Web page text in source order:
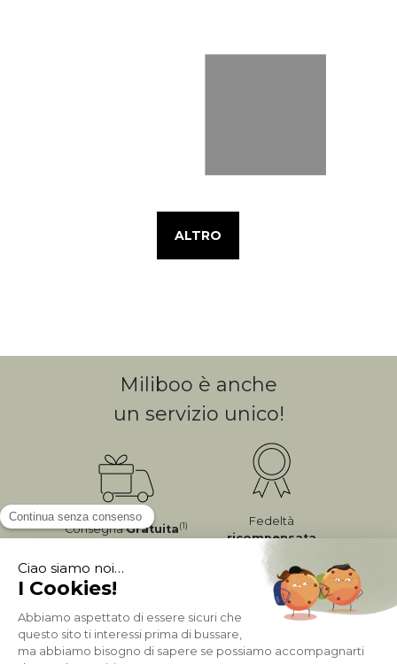
ALTRO
Miliboo è anche
un servizio unico!
ConsegnaGratuita(1)
Fedeltà
ricompensata
Pagamento sicuro